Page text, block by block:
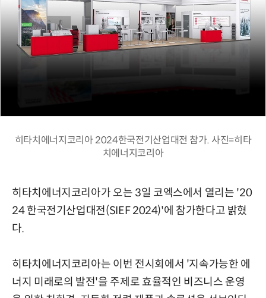
히타치에너지코리아 2024한국전기산업대전 참가. 사진=히타
치에너지코리아
히타치에너지코리아가 오는 3일 코엑스에서 열리는 '20
24 한국전기산업대전(SIEF 2024)'에 참가한다고 밝혔
다.
히타치에너지코리아는 이번 전시회에서 '지속가능한 에
너지 미래로의 발전'을 주제로 효율적인 비즈니스 운영